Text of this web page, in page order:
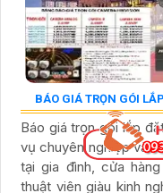
BÁO GIÁ TRỌN GÓI
Báo giá trọn gói lắp
vụ chuyên nghiệp và
tại gia đình, cửa
thuật viên giàu kinh